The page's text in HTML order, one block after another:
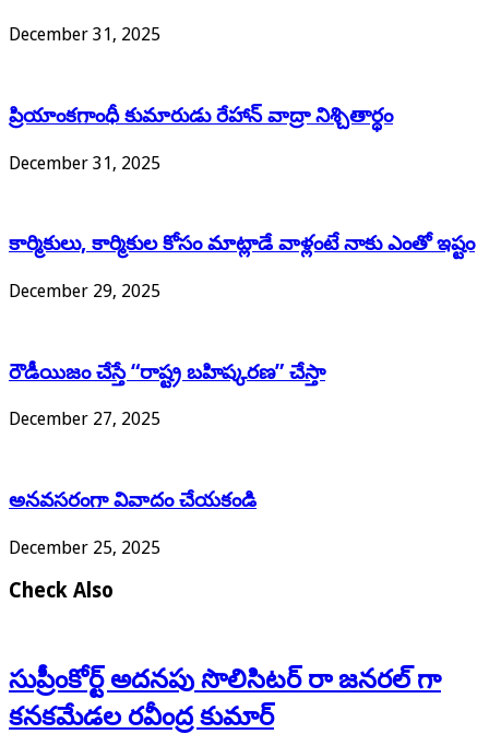
December 31, 2025
ప్రియాంకగాంధీ కుమారుడు రేహాన్ వాద్రా నిశ్చితార్థం
December 31, 2025
కార్మికులు, కార్మికుల కోసం మాట్లాడే వాళ్లంటే నాకు ఎంతో ఇష్టం
December 29, 2025
రౌడీయిజం చేస్తే “రాష్ట్ర బహిష్కరణ” చేస్తా
December 27, 2025
అనవసరంగా వివాదం చేయకండి
December 25, 2025
Check Also
సుప్రీంకోర్ట్ అదనపు సొలిసిటర్ రా జనరల్ గా
కనకమేడల రవీంద్ర కుమార్